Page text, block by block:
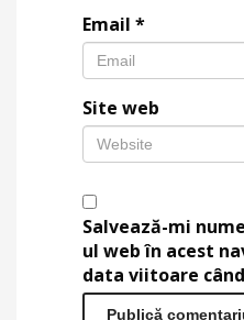
Email *
Site web
Salvează-mi
ul web în acest
data viitoare